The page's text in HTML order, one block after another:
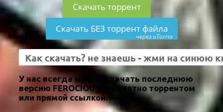
Скачать торрент
Скачать БЕЗ торрент файла
через uTorria
У нас всегда можно скачать последнюю
версию FEROCIOUS бесплатно торрентом
или прямой ссылкой.